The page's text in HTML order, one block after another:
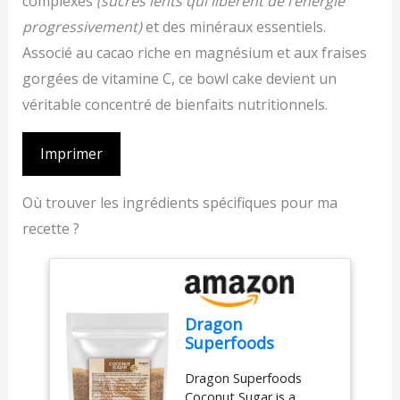
progressivement)et des minéraux essentiels.
Associé au cacao riche en magnésium et aux fraises
gorgées de vitamine C, ce bowl cake devient un
véritable concentré de bienfaits nutritionnels.
Imprimer
Où trouver les ingrédients spécifiques pour ma
recette ?
Dragon
Superfoods
100% Organic,
Dragon Superfoods
Coconut Sugar is a